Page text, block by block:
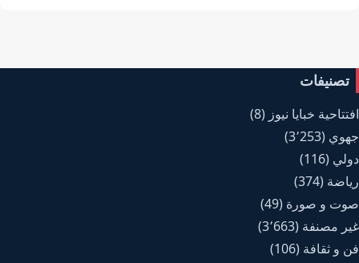
تصنيفات
افتتاحية خبايا نيوز (8)
جهوي (3٬253)
دولي (116)
رياضة (374)
صوت و صورة (49)
غير مصنفة (3٬663)
فن و ثقافة (106)